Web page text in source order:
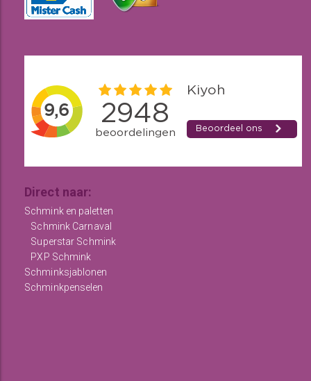
Direct naar:
Schmink en paletten
Schmink Carnaval
Superstar Schmink
PXP Schmink
Schminksjablonen
Schminkpenselen